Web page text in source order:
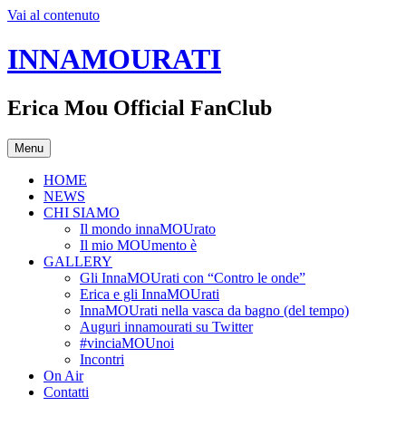
Vai al contenuto
INNAMOURATI
Erica Mou Official FanClub
Menu
HOME
NEWS
CHI SIAMO
Il mondo innaMOUrato
Il mio MOUmento è
GALLERY
Gli InnaMOUrati con “Contro le onde”
Erica e gli InnaMOUrati
InnaMOUrati nella vasca da bagno (del tempo)
Auguri innamourati su Twitter
#vinciaMOUnoi
Incontri
On Air
Contatti